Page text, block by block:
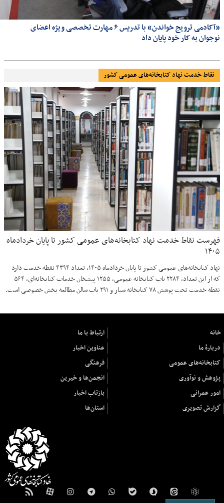
«آکادمی ترویج خواندن» با تدریس ۶ مهارت تخصصی ویژه اعضای
نوجوان به کار خود پایان داد
نقاط خدمت نهاد کتابخانه‌های عمومی کشور
فهرست نقاط خدمت نهاد کتابخانه‌های عمومی کشور تا پایان خردادماه
۱۴۰۵
نهاد کتابخانه‌های عمومی کشور تا پایان خردادماه ۱۴۰۵، تعداد ۴۳۹۴ نقطه خدمت دارد
که از این تعداد، ۲۲۸۴ باب کتابخانه عمومی، ۱۲۵۵ پیشخان خدمات کتابخانه‌ای، ۵۶۴
نقطه خدمت تحت پوشش ۷۸ کتابخانه سیار و ۲۹۱ باب سالن مطالعه بخش خصوصی است.
خانه
ارتباط با ما
دربارهٔ ما
عناوین اخبار
کتابخانه‌های عمومی
فرهنگی
پژوهش و نوآوری
انجمن‌ها و خیرین
امور عمرانی
بازتاب اخبار
گزارش تصویری
استان‌ها